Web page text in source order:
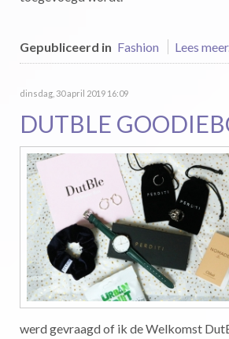
Gepubliceerd in Fashion Lees
dinsdag, 30 april 2019 16:09
DUTBLE
werd gevraagd of ik de Welkomst